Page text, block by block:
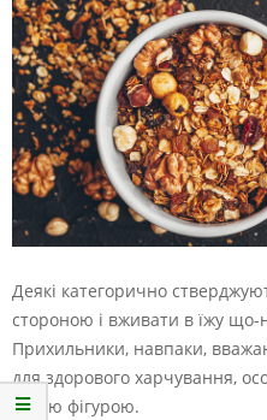
Деякі категорично
стороною і вживати в їжу
Прихильники, навпаки,
для здорового харчування,
своєю фігурою.